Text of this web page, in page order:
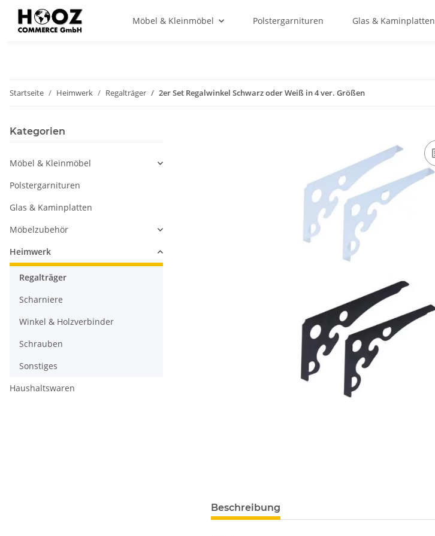
Möbel & Kleinmöbel Polstergarnituren Glas & Kaminplatten
Startseite Heimwerk Regalträger 2er Set Regalwinkel Schwarz oder Weiß in 4 ver. Größen
Beschreibung
Kategorien
Möbel & Kleinmöbel
Polstergarnituren
Glas & Kaminplatten
Möbelzubehör
Heimwerk
Regalträger
Scharniere
Winkel & Holzverbinder
Schrauben
Sonstiges
Haushaltswaren